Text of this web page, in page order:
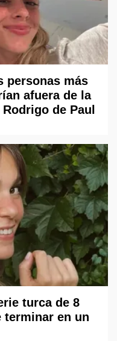
personas más
afuera de la
de Paul
turca de 8
terminar en un